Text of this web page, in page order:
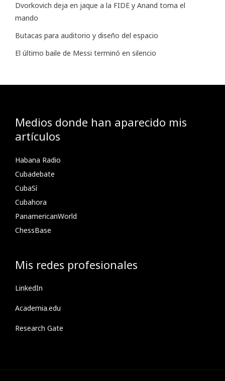
Dvorkovich deja en jaque a la FIDE y Anand toma el
mando
Butacas para auditorio y diseño del espacio
El último baile de Messi terminó en silencio
Medios donde han aparecido mis
artículos
Habana Radio
Cubadebate
CubaSí
Cubahora
PanamericanWorld
ChessBase
Mis redes profesionales
LinkedIn
Academia.edu
Research Gate